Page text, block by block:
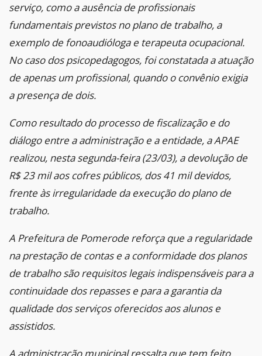
serviço, como a ausência de profissionais
fundamentais previstos no plano de trabalho, a
exemplo de fonoaudióloga e terapeuta ocupacional.
No caso dos psicopedagogos, foi constatada a atuação
de apenas um profissional, quando o convênio exigia
a presença de dois.
Como resultado do processo de fiscalização e do
diálogo entre a administração e a entidade, a APAE
realizou, nesta segunda-feira (23/03), a devolução de
R$ 23 mil aos cofres públicos, dos 41 mil devidos,
frente às irregularidade da execução do plano de
trabalho.
A Prefeitura de Pomerode reforça que a regularidade
na prestação de contas e a conformidade dos planos
de trabalho são requisitos legais indispensáveis para a
continuidade dos repasses e para a garantia da
qualidade dos serviços oferecidos aos alunos e
assistidos.